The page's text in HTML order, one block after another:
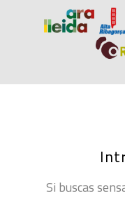
Si buscas